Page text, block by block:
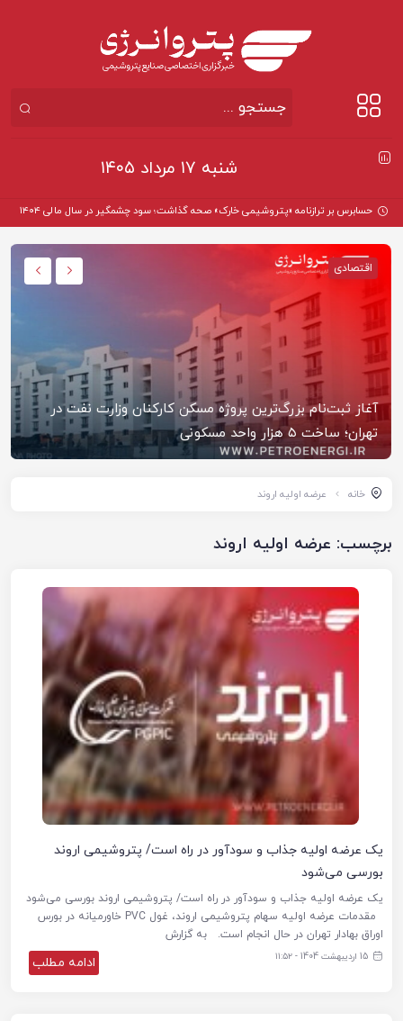
شنبه ۱۷ مرداد ۱۴۰۵
حسابرس بر ترازنامه «پتروشیمی خارک» صحه گذاشت؛ سود چشمگیر در سال مالی ۱۴۰۴
اقتصادی
آغاز ثبت‌نام بزرگ‌ترین پروژه مسکن کارکنان وزارت نفت در
تهران؛ ساخت ۵ هزار واحد مسکونی
خانه عرضه اولیه اروند
برچسب: عرضه اولیه اروند
یک عرضه اولیه جذاب و سودآور در راه است/ پتروشیمی اروند
بورسی می‌شود
یک عرضه اولیه جذاب و سودآور در راه است/ پتروشیمی اروند بورسی می‌شود
مقدمات عرضه اولیه سهام پتروشیمی اروند، غول PVC خاورمیانه در بورس
اوراق بهادار تهران در حال انجام است. به گزارش
15 اردیبهشت 1404 - ۱۱:۵۲ ادامه مطلب